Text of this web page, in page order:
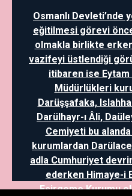
Osmanlı Devleti’nde
eğitilmesi görevi
olmakla birlikte
vazifeyi üstlendiği
itibaren ise Eytam
Müdürlükleri
Darüşşafaka,
Darülhayr-ı Âli,
Cemiyeti bu
kurumlardan
adla Cumhuriyet
ederken Himaye-i
Esirgeme Kurumu